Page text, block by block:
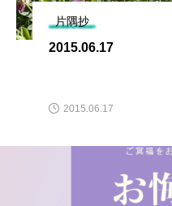
片隅抄
2015.06.17
2015.06.17